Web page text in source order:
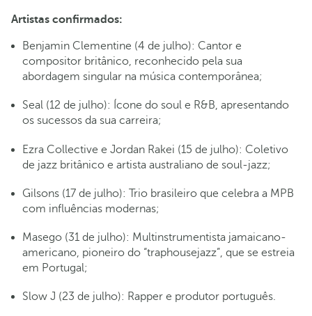
Artistas confirmados:
Benjamin Clementine (4 de julho): Cantor e
compositor britânico, reconhecido pela sua
abordagem singular na música contemporânea;
Seal (12 de julho): Ícone do soul e R&B, apresentando
os sucessos da sua carreira;
Ezra Collective e Jordan Rakei (15 de julho): Coletivo
de jazz britânico e artista australiano de soul-jazz;
Gilsons (17 de julho): Trio brasileiro que celebra a MPB
com influências modernas;
Masego (31 de julho): Multinstrumentista jamaicano-
americano, pioneiro do “traphousejazz”, que se estreia
em Portugal;
Slow J (23 de julho): Rapper e produtor português.